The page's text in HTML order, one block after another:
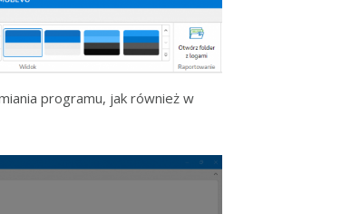
programu, jak również w